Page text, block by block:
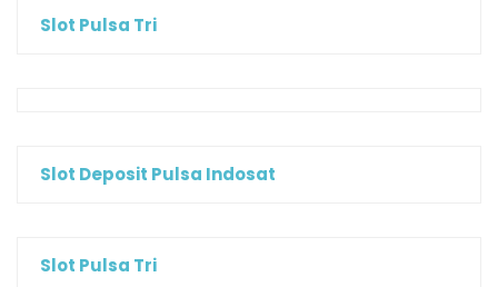
Slot Pulsa Tri
Slot Deposit Pulsa Indosat
Slot Pulsa Tri